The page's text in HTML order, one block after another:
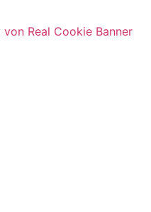
Real Cookie Banner